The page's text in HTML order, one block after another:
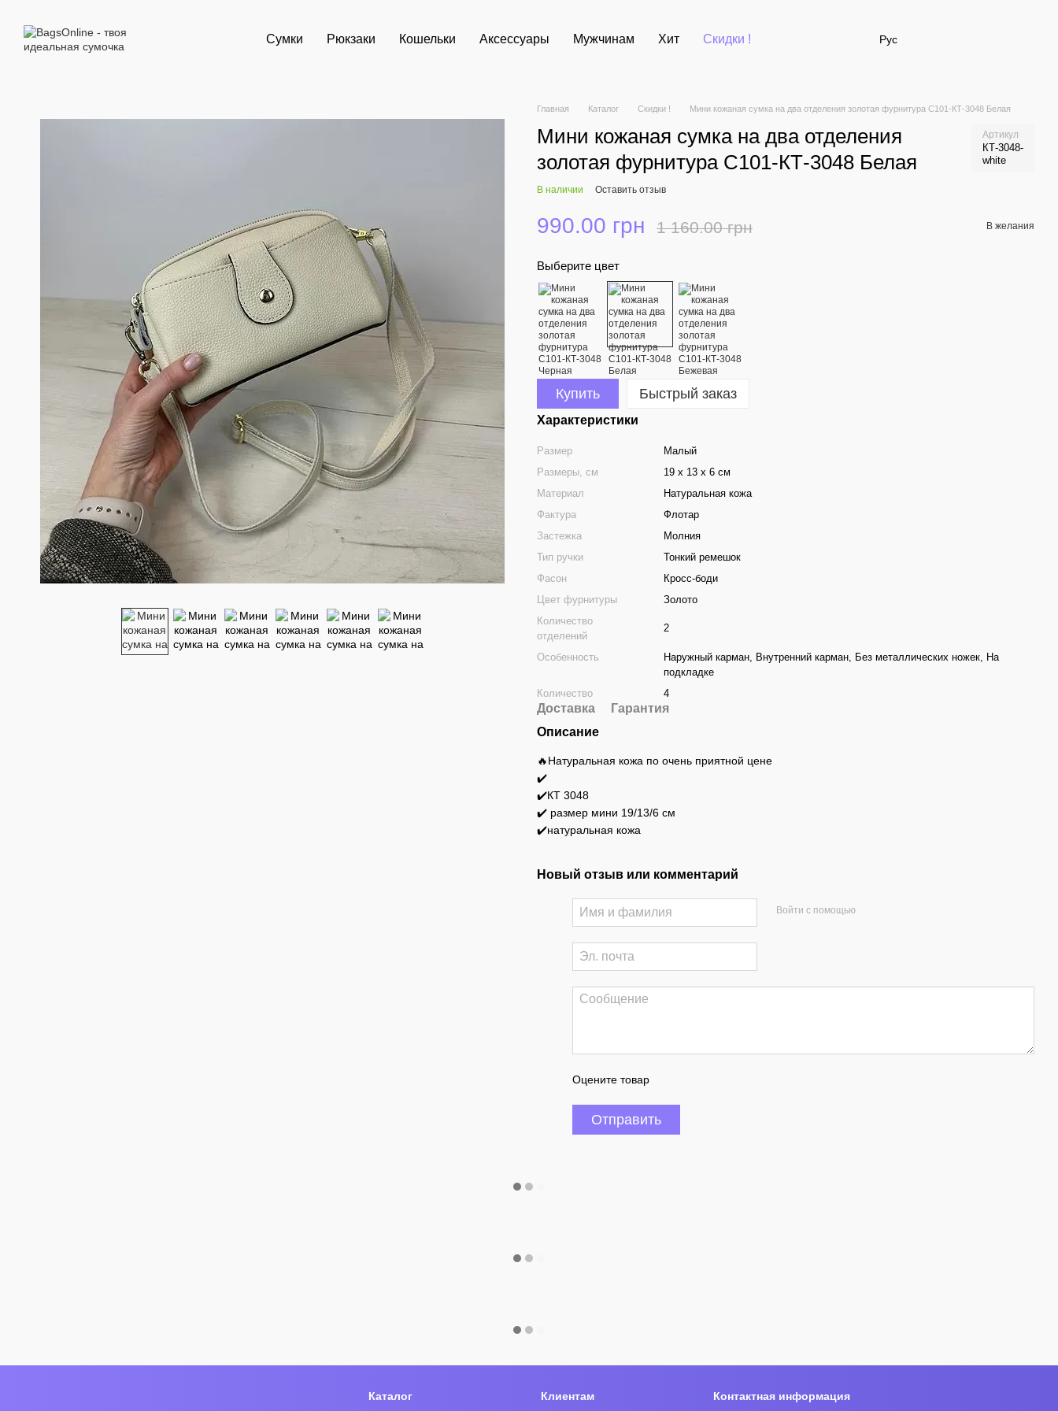
Сумки Рюкзаки Кошельки Аксессуары Мужчинам Хит Скидки ! Рус
Главная Каталог Скидки ! Мини кожаная сумка на два отделения золотая фурнитура С101-КТ-3048 Белая
Мини кожаная сумка на два отделения
золотая фурнитура С101-КТ-3048 Белая
Артикул
КТ-3048-
white
В наличии Оставить отзыв
990.00 грн 1 160.00 грн В желания
Выберите цвет
Купить Быстрый заказ
Характеристики
Размер
Малый
Размеры, см
19 х 13 х 6 см
Материал
Натуральная кожа
Фактура
Флотар
Застежка
Молния
Тип ручки
Тонкий ремешок
Фасон
Кросс-боди
Цвет фурнитуры
Золото
Количество
отделений
2
Особенность
Наружный карман, Внутренний карман, Без металлических ножек, На
подкладке
Количество
4
Доставка
Гарантия
Описание
🔥Натуральная кожа по очень приятной цене
✔️
✔️КТ 3048
✔️ размер мини 19/13/6 см
✔️натуральная кожа
Новый отзыв или комментарий
Войти с помощью
Оцените товар
Отправить
Каталог Клиентам Контактная информация